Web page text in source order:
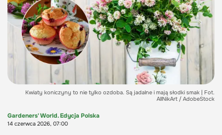
Kwiaty koniczyny to nie tylko ozdoba. Są jadalne i mają słodki smak | Fot.
AllNikArt / AdobeStock
Gardeners' World. Edycja Polska
14 czerwca 2026, 07:00